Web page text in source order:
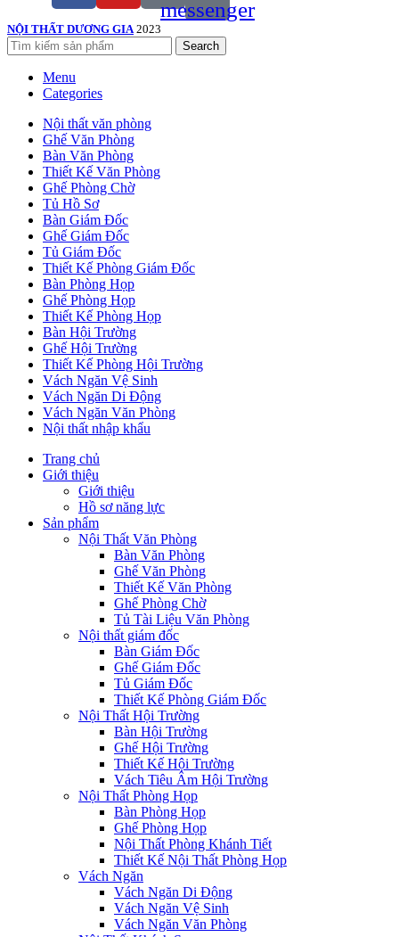
messenger
NỘI THẤT DƯƠNG GIA 2023
Search
Menu
Categories
Nội thất văn phòng
Ghế Văn Phòng
Bàn Văn Phòng
Thiết Kế Văn Phòng
Ghế Phòng Chờ
Tủ Hồ Sơ
Bàn Giám Đốc
Ghế Giám Đốc
Tủ Giám Đốc
Thiết Kế Phòng Giám Đốc
Bàn Phòng Họp
Ghế Phòng Họp
Thiết Kế Phòng Họp
Bàn Hội Trường
Ghế Hội Trường
Thiết Kế Phòng Hội Trường
Vách Ngăn Vệ Sinh
Vách Ngăn Di Động
Vách Ngăn Văn Phòng
Nội thất nhập khẩu
Trang chủ
Giới thiệu
Giới thiệu
Hồ sơ năng lực
Sản phẩm
Nội Thất Văn Phòng
Bàn Văn Phòng
Ghế Văn Phòng
Thiết Kế Văn Phòng
Ghế Phòng Chờ
Tủ Tài Liệu Văn Phòng
Nội thất giám đốc
Bàn Giám Đốc
Ghế Giám Đốc
Tủ Giám Đốc
Thiết Kế Phòng Giám Đốc
Nội Thất Hội Trường
Bàn Hội Trường
Ghế Hội Trường
Thiết Kế Hội Trường
Vách Tiêu Âm Hội Trường
Nội Thất Phòng Họp
Bàn Phòng Họp
Ghế Phòng Họp
Nội Thất Phòng Khánh Tiết
Thiết Kế Nội Thất Phòng Họp
Vách Ngăn
Vách Ngăn Di Động
Vách Ngăn Vệ Sinh
Vách Ngăn Văn Phòng